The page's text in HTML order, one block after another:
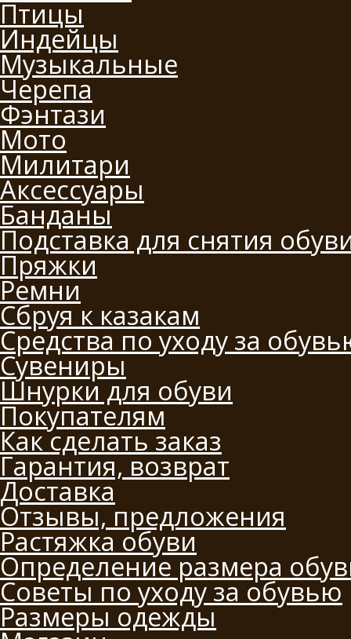
Птицы
Индейцы
Музыкальные
Черепа
Фэнтази
Мото
Милитари
Аксессуары
Банданы
Подставка для снятия
Пряжки
Ремни
Сбруя к казакам
Средства по уходу за
Сувениры
Шнурки для обуви
Покупателям
Как сделать заказ
Гарантия, возврат
Доставка
Отзывы, предложения
Растяжка обуви
Определение размера
Советы по уходу за обувью
Размеры одежды